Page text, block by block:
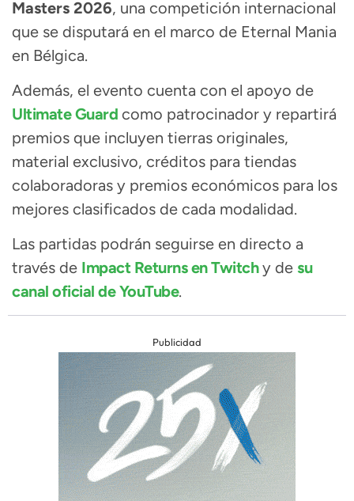
Masters 2026, una competición internacional
que se disputará en el marco de Eternal Mania
en Bélgica.
Además, el evento cuenta con el apoyo de
Ultimate Guard como patrocinador y repartirá
premios que incluyen tierras originales,
material exclusivo, créditos para tiendas
colaboradoras y premios económicos para los
mejores clasificados de cada modalidad.
Las partidas podrán seguirse en directo a
través de Impact Returns en Twitchy de su
canal oficial de YouTube.
Publicidad